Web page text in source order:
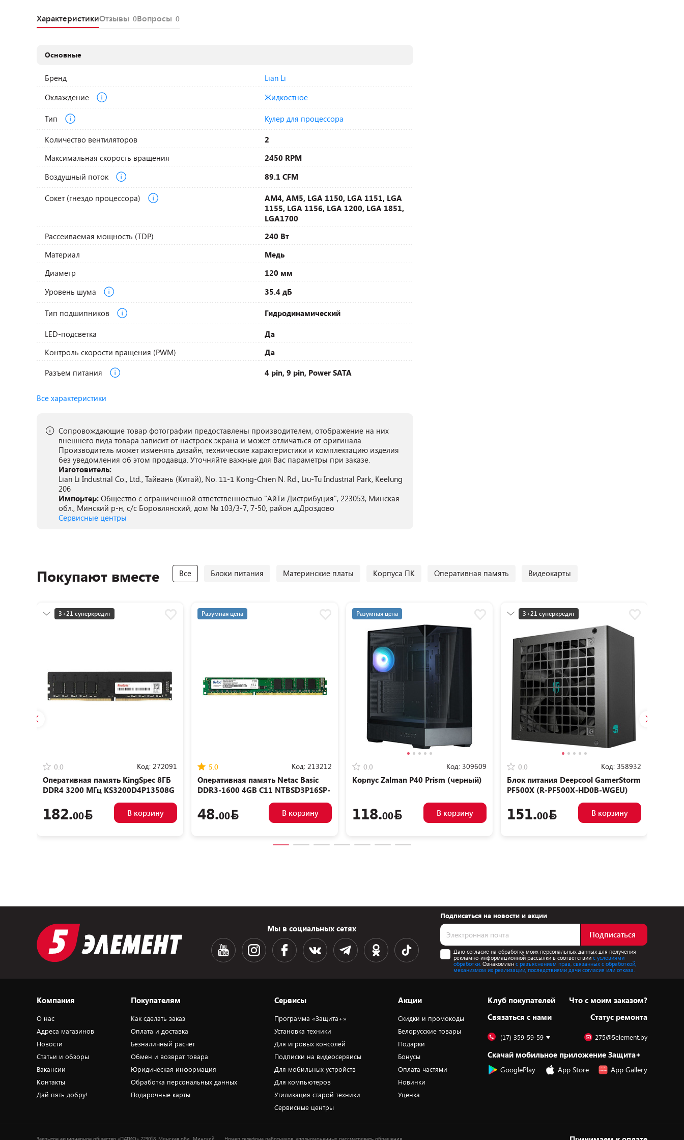
ХарактеристикиОтзывы 0Вопросы 0
Основные
Бренд
Lian Li
Охлаждение
Жидкостное
Тип Кулер для процессора
Количество вентиляторов
2
Максимальная скорость вращения
2450 RPM
Воздушный поток
89.1 CFM
Сокет (гнездо процессора)
AM4, AM5, LGA 1150, LGA 1151, LGA
1155, LGA 1156, LGA 1200, LGA 1851,
LGA1700
Рассеиваемая мощность (TDP)
240 Вт
Материал
Медь
Диаметр
120 мм
Уровень шума
35.4 дБ
Тип подшипников Гидродинамический
LED-подсветка
Да
Контроль скорости вращения (PWM)
Да
Разъем питания
4 pin, 9 pin, Power SATA
Все характеристики
Сопровождающие товар фотографии предоставлены производителем, отображение на них
внешнего вида товара зависит от настроек экрана и может отличаться от оригинала.
Производитель может изменять дизайн, технические характеристики и комплектацию изделия
без уведомления об этом продавца. Уточняйте важные для Вас параметры при заказе.
Изготовитель:
Lian Li Industrial Co., Ltd., Тайвань (Китай), No. 11-1 Kong-Chien N. Rd., Liu-Tu Industrial Park, Keelung
206
Импортер: Общество с ограниченной ответственностью "АйТи Дистрибуция", 223053, Минская
обл., Минский р-н, с/с Боровлянский, дом № 103/3-7, 7-50, район д.Дроздово
Сервисные центры
Покупают вместе Все Блоки питания Материнские платы Корпуса ПК Оперативная память Видеокарты
3+21 суперкредит
0.0 Код: 272091
Оперативная память KingSpec 8ГБ
DDR4 3200 МГц KS3200D4P13508G
182.00 В корзину
Разумная цена
5.0 Код: 213212
Оперативная память Netac Basic
DDR3-1600 4GB C11 NTBSD3P16SP-
48.00 В корзину
Разумная цена
0.0 Код: 309609
Корпус Zalman P40 Prism (черный)
118.00 В корзину
3+21 суперкредит
0.0 Код: 358932
Блок питания Deepcool GamerStorm
PF500X (R-PF500X-HD0B-WGEU)
151.00 В корзину
Мы в социальных сетях
Подписаться на новости и акции
Подписаться
Даю согласие на обработку моих персональных данных для получения
рекламно-информационной рассылки в соответствиис условиями
обработки. Ознакомлен с разъяснением прав, связанных с обработкой,
механизмом их реализации, последствиями дачи согласия или отказа.
Компания
О нас
Адреса магазинов
Новости
Статьи и обзоры
Вакансии
Контакты
Дай пять добру!
Покупателям
Как сделать заказ
Оплата и доставка
Безналичный расчёт
Обмен и возврат товара
Юридическая информация
Обработка персональных данных
Подарочные карты
Сервисы
Программа «Защита+»
Установка техники
Для игровых консолей
Подписки на видеосервисы
Для мобильных устройств
Для компьютеров
Утилизация старой техники
Сервисные центры
Акции
Скидки и промокоды
Белорусские товары
Подарки
Бонусы
Оплата частями
Новинки
Уценка
Клуб покупателей
Cвязаться с нами
Что с моим заказом?
Статус ремонта
(17) 359-59-59 275@5element.by
Скачай мобильное приложение Защита+
GooglePlay App Store App Gallery